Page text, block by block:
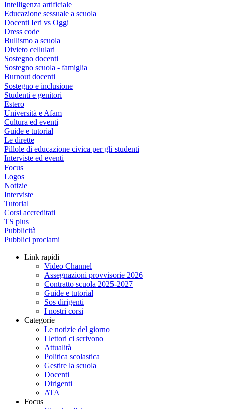
Intelligenza artificiale
Educazione sessuale a scuola
Docenti Ieri vs Oggi
Dress code
Bullismo a scuola
Divieto cellulari
Sostegno docenti
Sostegno scuola - famiglia
Burnout docenti
Sostegno e inclusione
Studenti e genitori
Estero
Università e Afam
Cultura ed eventi
Guide e tutorial
Le dirette
Pillole di educazione civica per gli studenti
Interviste ed eventi
Focus
Logos
Notizie
Interviste
Tutorial
Corsi accreditati
TS plus
Pubblicità
Pubblici proclami
Link rapidi
Video Channel
Assegnazioni provvisorie 2026
Contratto scuola 2025-2027
Guide e tutorial
Sos dirigenti
I nostri corsi
Categorie
Le notizie del giorno
I lettori ci scrivono
Attualità
Politica scolastica
Gestire la scuola
Docenti
Dirigenti
ATA
Focus